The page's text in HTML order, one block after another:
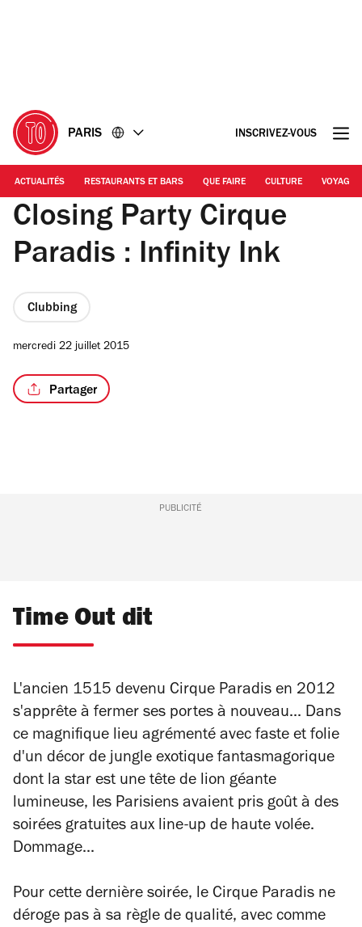
PARIS INSCRIVEZ-VOUS
ACTUALITÉS RESTAURANTS ET BARS QUE FAIRE CULTURE VOYAGE
Closing Party Cirque
Paradis : Infinity Ink
Clubbing
mercredi 22 juillet 2015
Partager
PUBLICITÉ
Time Out dit
L'ancien 1515 devenu Cirque Paradis en 2012
s'apprête à fermer ses portes à nouveau... Dans
ce magnifique lieu agrémenté avec faste et folie
d'un décor de jungle exotique fantasmagorique
dont la star est une tête de lion géante
lumineuse, les Parisiens avaient pris goût à des
soirées gratuites aux line-up de haute volée.
Dommage...
Pour cette dernière soirée, le Cirque Paradis ne
déroge pas à sa règle de qualité, avec comme